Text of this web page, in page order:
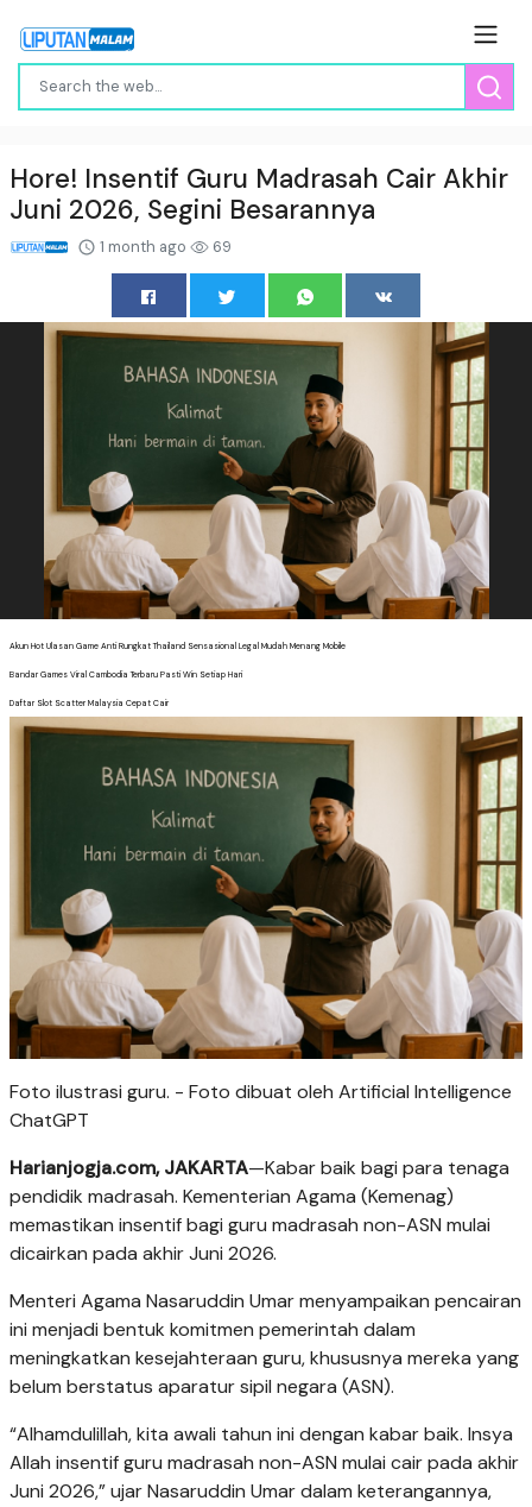
Hore! Insentif Guru Madrasah Cair Akhir
Juni 2026, Segini Besarannya
1 month ago 69
Akun Hot Ulasan Game Anti Rungkat Thailand Sensasional Legal Mudah Menang Mobile
Bandar Games Viral Cambodia Terbaru Pasti Win Setiap Hari
Daftar Slot Scatter Malaysia Cepat Cair
Foto ilustrasi guru. - Foto dibuat oleh Artificial Intelligence
ChatGPT
Harianjogja.com, JAKARTA—Kabar baik bagi para tenaga
pendidik madrasah. Kementerian Agama (Kemenag)
memastikan insentif bagi guru madrasah non-ASN mulai
dicairkan pada akhir Juni 2026.
Menteri Agama Nasaruddin Umar menyampaikan pencairan
ini menjadi bentuk komitmen pemerintah dalam
meningkatkan kesejahteraan guru, khususnya mereka yang
belum berstatus aparatur sipil negara (ASN).
“Alhamdulillah, kita awali tahun ini dengan kabar baik. Insya
Allah insentif guru madrasah non-ASN mulai cair pada akhir
Juni 2026,” ujar Nasaruddin Umar dalam keterangannya,